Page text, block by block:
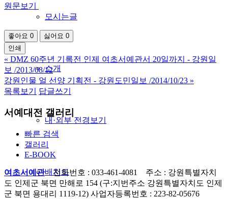
모시는글
소개
내·외부 전경보기
배치도
원문보기
좋아요 0 싫어요 0
인쇄
« DMZ 60주년 기록전 인제 여초서예관서 20일까지 - 강원일
보 /2013/08/12
강원인물 얼 선양 기획전 - 강원도민일보 /2014/10/23 »
목록보기
답글쓰기
서예대전 갤러리
빠른 검색
갤러리
E-BOOK
여초서예관전화번호 : 033-461-4081 주소 : 강원특별자치
도 인제군 북면 만해로 154 (구:지번주소 강원특별자치도 인제
군 북면 용대리 1119-12) 사업자등록번호 : 223-82-05676